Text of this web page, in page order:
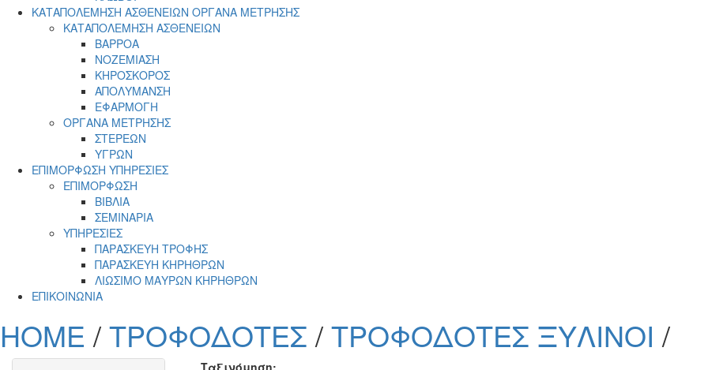
ΚΑΤΑΠΟΛΕΜΗΣΗ ΑΣΘΕΝΕΙΩΝ ΟΡΓΑΝΑ ΜΕΤΡΗΣΗΣ
ΚΑΤΑΠΟΛΕΜΗΣΗ ΑΣΘΕΝΕΙΩΝ
ΒΑΡΡΟΑ
ΝΟΖΕΜΙΑΣΗ
ΚΗΡΟΣΚΟΡΟΣ
ΑΠΟΛΥΜΑΝΣΗ
ΕΦΑΡΜΟΓΗ
ΟΡΓΑΝΑ ΜΕΤΡΗΣΗΣ
ΣΤΕΡΕΩΝ
ΥΓΡΩΝ
ΕΠΙΜΟΡΦΩΣΗ ΥΠΗΡΕΣΙΕΣ
ΕΠΙΜΟΡΦΩΣΗ
ΒΙΒΛΙΑ
ΣΕΜΙΝΑΡΙΑ
ΥΠΗΡΕΣΙΕΣ
ΠΑΡΑΣΚΕΥΗ ΤΡΟΦΗΣ
ΠΑΡΑΣΚΕΥΗ ΚΗΡΗΘΡΩΝ
ΛΙΩΣΙΜΟ ΜΑΥΡΩΝ ΚΗΡΗΘΡΩΝ
ΕΠΙΚΟΙΝΩΝΙΑ
HOME /ΤΡΟΦΟΔΟΤΕΣ/ΤΡΟΦΟΔΟΤΕΣ ΞΥΛΙΝΟΙ /